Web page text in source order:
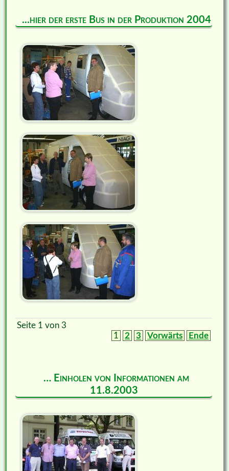
...hier der erste Bus in der Produktion 2004
Seite 1 von 3
1
2 3 Vorwärts Ende
… Einholen von Informationen am
11.8.2003